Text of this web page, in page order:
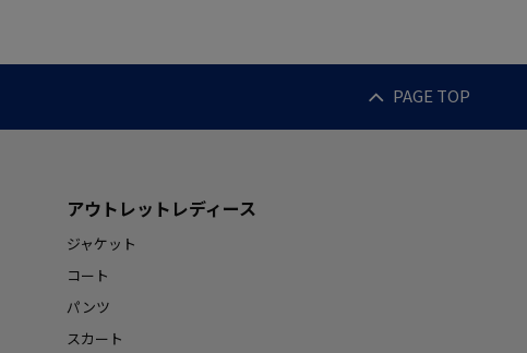
PAGE TOP
アウトレットレディース
ジャケット
コート
パンツ
スカート